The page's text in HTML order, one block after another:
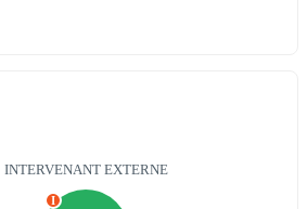
INTERVENANT EXTERNE
I